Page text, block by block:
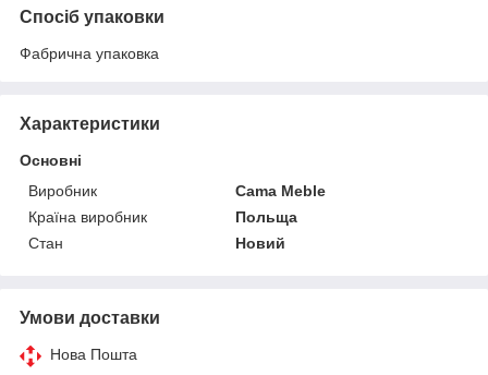
Спосіб упаковки
Фабрична упаковка
Характеристики
Основні
Виробник
Cama Meble
Країна виробник
Польща
Стан
Новий
Умови доставки
Нова Пошта